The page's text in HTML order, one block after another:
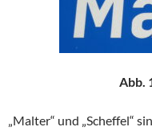
Abb.
„Malter“ und „Scheffel“